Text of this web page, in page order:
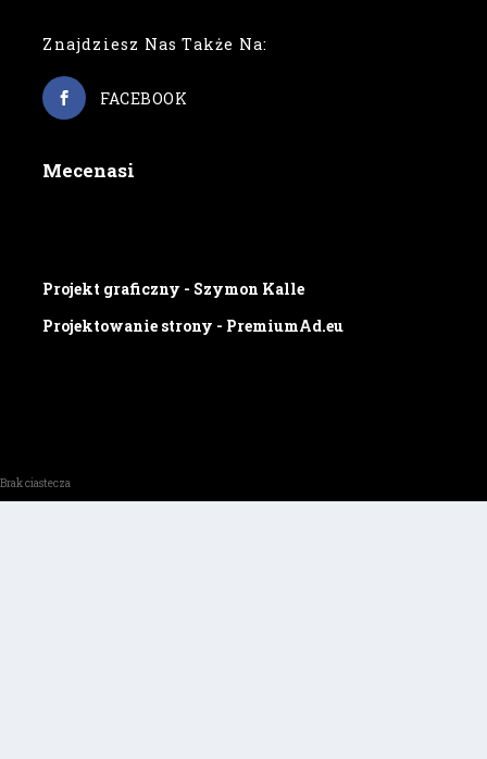
Znajdziesz Nas Także Na:
FACEBOOK
Mecenasi
Projekt graficzny - Szymon Kalle
Projektowanie strony - PremiumAd.eu
Brak ciastecza